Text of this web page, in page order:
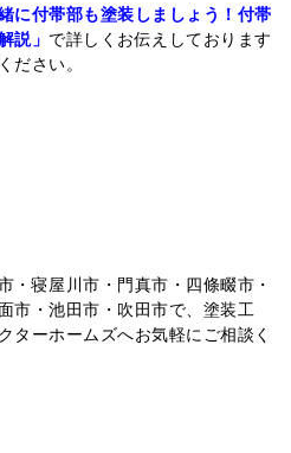
に付帯部も塗装しましょう！付帯
説」 で詳しくお伝えしております
ださい。
・寝屋川市・門真市・四條畷市・
市・池田市・吹田市で、塗装工
ターホームズへお気軽にご相談く